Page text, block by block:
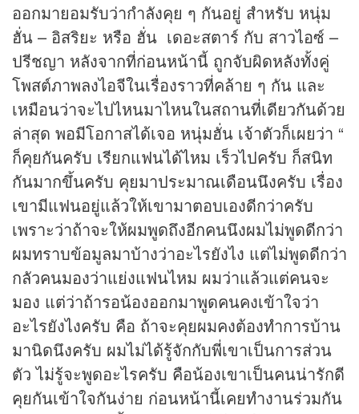
ออกมายอมรับว่ากำลังคุย ๆ กันอยู่ สำหรับ หนุ่ม
ฮั่น – อิสริยะ หรือ ฮั่น เดอะสตาร์ กับ สาวไอซ์ –
ปรีชญา หลังจากที่ก่อนหน้านี้ ถูกจับผิดหลังทั้งคู่
โพสต์ภาพลงไอจีในเรื่องราวที่คล้าย ๆ กัน และ
เหมือนว่าจะไปไหนมาไหนในสถานที่เดียวกันด้วย
ล่าสุด พอมีโอกาสได้เจอ หนุ่มฮั่น เจ้าตัวก็เผยว่า “
ก็คุยกันครับ เรียกแฟนได้ไหม เร็วไปครับ ก็สนิท
กันมากขึ้นครับ คุยมาประมาณเดือนนึงครับ เรื่อง
เขามีแฟนอยู่แล้วให้เขามาตอบเองดีกว่าครับ
เพราะว่าถ้าจะให้ผมพูดถึงอีกคนนึงผมไม่พูดดีกว่า
ผมทราบข้อมูลมาบ้างว่าอะไรยังไง แต่ไม่พูดดีกว่า
กลัวคนมองว่าแย่งแฟนไหม ผมว่าแล้วแต่คนจะ
มอง แต่ว่าถ้ารอน้องออกมาพูดคนคงเข้าใจว่า
อะไรยังไงครับ คือ ถ้าจะคุยผมคงต้องทำการบ้าน
มานิดนึงครับ ผมไม่ได้รู้จักกับพี่เขาเป็นการส่วน
ตัว ไม่รู้จะพูดอะไรครับ คือน้องเขาเป็นคนน่ารักดี
คุยกันเข้าใจกันง่าย ก่อนหน้านี้เคยทำงานร่วมกัน